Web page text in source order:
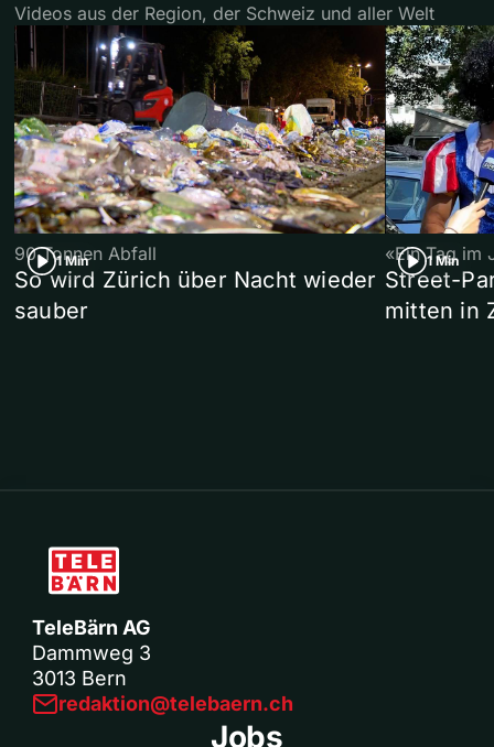
Videos aus der Region, der Schweiz und aller Welt
1 Min
90 Tonnen Abfall
So wird Zürich über Nacht wieder
sauber
1 Min
«Ein Tag im
Street-
mitten in
TeleBärn AG
Dammweg 3
3013 Bern
redaktion@telebaern.ch
Jobs